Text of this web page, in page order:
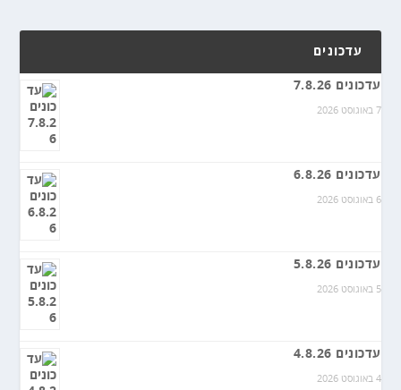
עדכונים
עדכונים 7.8.26
7 באוגוסט 2026
עדכונים 6.8.26
6 באוגוסט 2026
עדכונים 5.8.26
5 באוגוסט 2026
עדכונים 4.8.26
4 באוגוסט 2026